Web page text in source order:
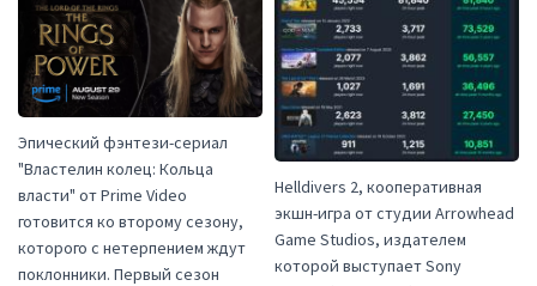
Эпический фэнтези-сериал
"Властелин колец: Кольца
власти" от Prime Video
готовится ко второму сезону,
которого с нетерпением ждут
поклонники. Первый сезон
Helldivers 2, кооперативная
экшн-игра от студии Arrowhead
Game Studios, издателем
которой выступает Sony